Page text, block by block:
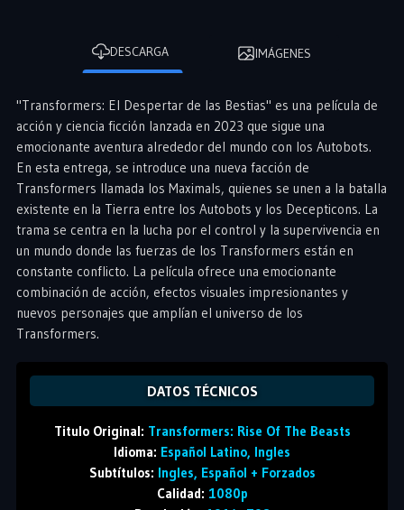
DESCARGA IMÁGENES
"Transformers: El Despertar de las Bestias" es una película de
acción y ciencia ficción lanzada en 2023 que sigue una
emocionante aventura alrededor del mundo con los Autobots.
En esta entrega, se introduce una nueva facción de
Transformers llamada los Maximals, quienes se unen a la batalla
existente en la Tierra entre los Autobots y los Decepticons. La
trama se centra en la lucha por el control y la supervivencia en
un mundo donde las fuerzas de los Transformers están en
constante conflicto. La película ofrece una emocionante
combinación de acción, efectos visuales impresionantes y
nuevos personajes que amplían el universo de los
Transformers.
DATOS TÉCNICOS
Titulo Original: Transformers: Rise Of The Beasts
Idioma: Español Latino, Ingles
Subtítulos: Ingles, Español + Forzados
Calidad: 1080p